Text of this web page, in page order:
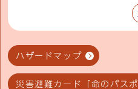
ハザードマップ
災害避難カード「命のパスポ